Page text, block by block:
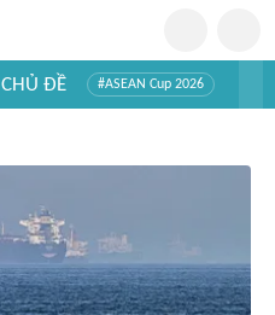
CHỦ ĐỀ #ASEAN Cup 2026